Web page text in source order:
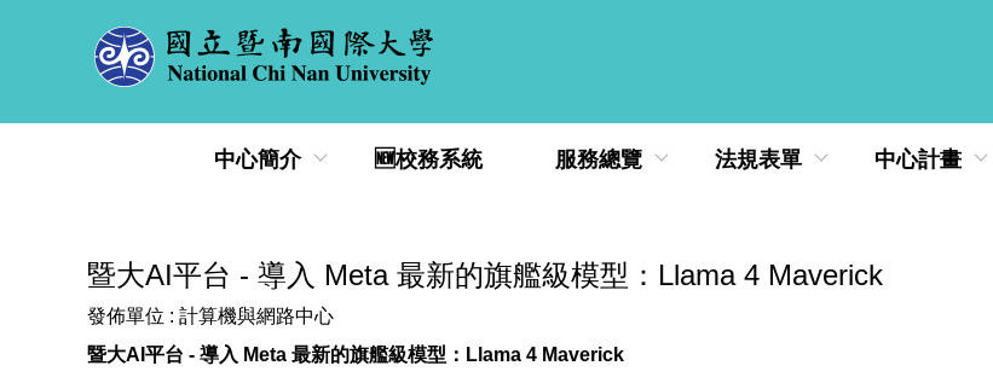
中心簡介 🆕校務系統 服務總覽 法規表單 中心計畫
暨大AI平台 - 導入 Meta 最新的旗艦級模型：Llama 4 Maverick
發佈單位 : 計算機與網路中心
暨大AI平台 - 導入 Meta 最新的旗艦級模型：Llama 4 Maverick